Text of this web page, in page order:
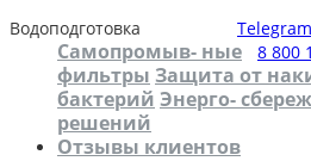
Водоподготовка
8 800
Самопромыв- ные
фильтры Защита от
бактерий Энерго-
решений
Отзывы клиентов